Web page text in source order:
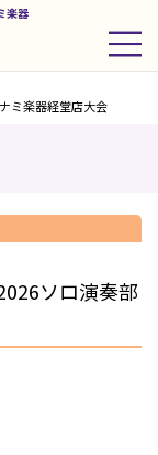
楽器
ミ楽器経堂店大会
ソロ演奏部